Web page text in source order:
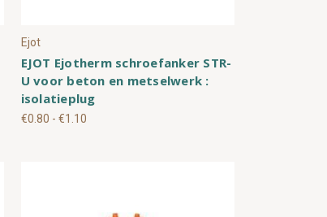
Ejot
EJOT Ejotherm schroefanker STR-
U voor beton en metselwerk :
isolatieplug
€0.80 - €1.10